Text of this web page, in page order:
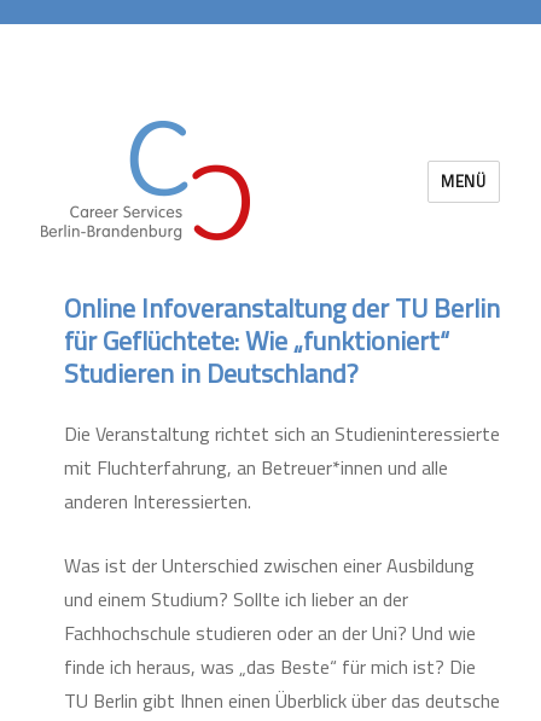
MENÜ
Online Infoveranstaltung der TU Berlin
für Geflüchtete: Wie „funktioniert“
Studieren in Deutschland?
Die Veranstaltung richtet sich an Studieninteressierte
mit Fluchterfahrung, an Betreuer*innen und alle
anderen Interessierten.
Was ist der Unterschied zwischen einer Ausbildung
und einem Studium? Sollte ich lieber an der
Fachhochschule studieren oder an der Uni? Und wie
finde ich heraus, was „das Beste“ für mich ist? Die
TU Berlin gibt Ihnen einen Überblick über das deutsche